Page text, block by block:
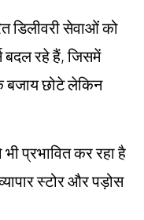
डिलीवरी सेवाओं को
बदल रहे हैं, जिसमें
बजाय छोटे लेकिन
प्रभावित कर रहा है
स्टोर और पड़ोस